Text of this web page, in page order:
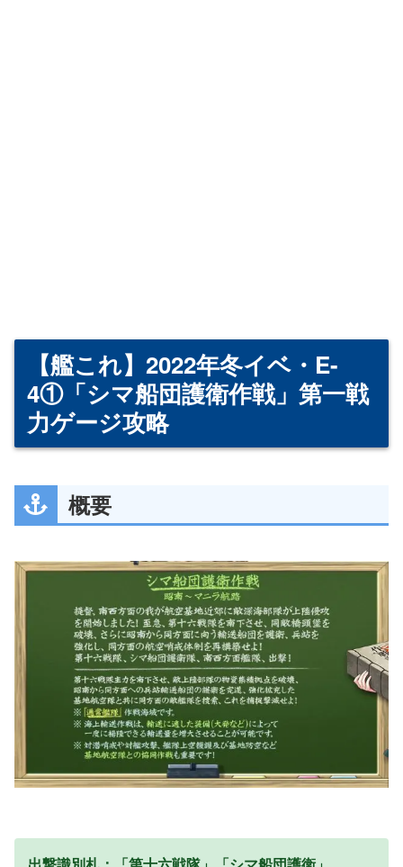
【艦これ】2022年冬イベ・E-
4①「シマ船団護衛作戦」第一戦
力ゲージ攻略
概要